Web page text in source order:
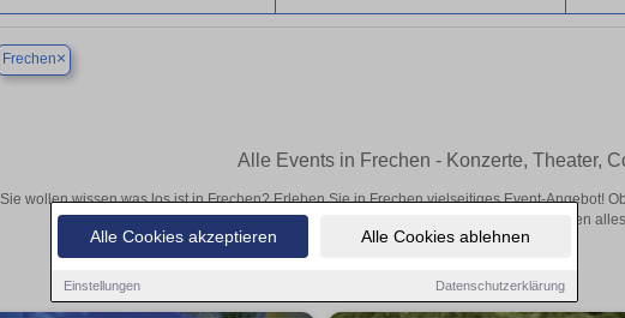
Alle Cookies akzeptieren Alle Cookies ablehnen
Einstellungen Datenschutzerklärung
Frechen×
Alle Events in Frechen - Konzerte, Theater,
Sie wollen wissen was los ist in Frechen? Erleben Sie in Frechen vielseitiges Event-Angebot!
oder aufregende Veranstaltungen in Frechen – hier finden